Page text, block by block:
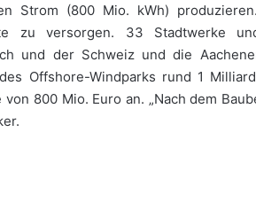
Strom (800 Mio. kWh)
zu versorgen. 33 Stadtwerke
und der Schweiz und die
Offshore-Windparks rund 1
800 Mio. Euro an. „Nach dem